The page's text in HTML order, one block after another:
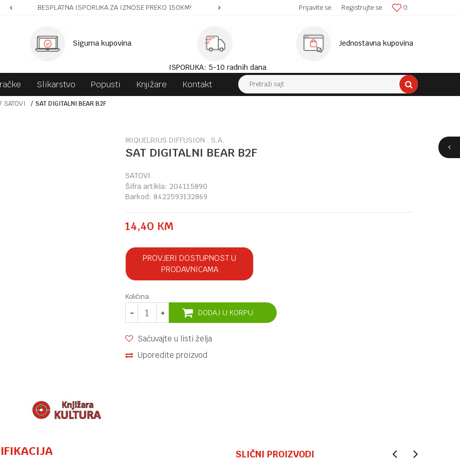
BESPLATNA ISPORUKA ZA IZNOSE PREKO 150KM! SIGURNA ISPORUKA! 0
Prijavite se Registrujte se
Sigurna kupovina
ISPORUKA: 5-10 radnih dana
Jednostavna kupovina
Slikarstvo Popusti Knjižare Kontakt Pretraži sajt
SATOVI SAT DIGITALNI BEAR B2F
MIQUELRIUS DIFFUSION . S.A.
SAT DIGITALNI BEAR B2F
SATOVI
Šifra artikla: 204115890
Barkod: 8422593132869
14,40 KM
PROVJERI DOSTUPNOST U
PRODAVNICAMA
Količina:
DODAJ U KORPU
Sačuvajte u listi želja
Uporedite proizvod
SLIČNI PROIZVODI